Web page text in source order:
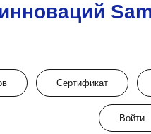
Сертификат
Войти